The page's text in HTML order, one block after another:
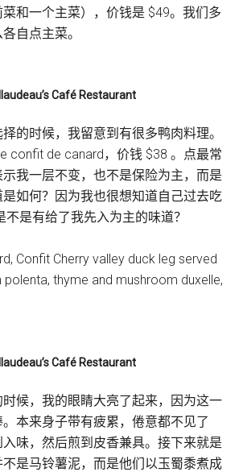
和一个主菜），价钱是 $49。我们多
自点主菜。
Café Restaurant
的时候，我留意到有很多鸭肉料理。
confit de canard，价钱 $38 。点最常
我一层不变，也不是保险为主，而是
如何？因为我也很想知道自己过去吃
是有给了我先入为主的味道？
Confit Cherry valley duck leg served
thyme and mushroom duxelle,
Café Restaurant
候，我的眼睛大亮了起来，因为这一
本来身子带有疲累，倦意都不见了
味，然后煎到皮香兼具。接下来就是
是马铃薯泥，而是他们以玉蜀黍煮成